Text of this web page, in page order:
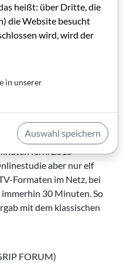
haben.
die These, dass Online-
bis 2020 den Rang
stimmten 58 Prozent der
nach eigenen Angaben
sich das noch leisten?
das Fernsehen
Deutschen schauen seit
fern. 2015
aber nur elf
Formaten im Netz, bei
30 Minuten. So
mit dem klassischen
FORUM)
heißt: über Dritte, die
die Website besucht
wird, wird der
in unserer
Auswahl speichern